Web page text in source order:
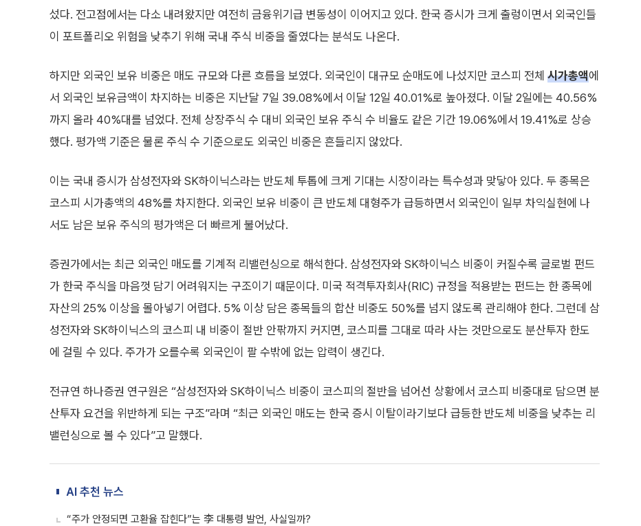
섰다. 전고점에서는 다소 내려왔지만 여전히 금융위기급 변동성이 이어지고 있다. 한국 증시가 크게 출렁이면서 외국인들
이 포트폴리오 위험을 낮추기 위해 국내 주식 비중을 줄였다는 분석도 나온다.
하지만 외국인 보유 비중은 매도 규모와 다른 흐름을 보였다. 외국인이 대규모 순매도에 나섰지만 코스피 전체 시가총액에
서 외국인 보유금액이 차지하는 비중은 지난달 7일 39.08%에서 이달 12일 40.01%로 높아졌다. 이달 2일에는 40.56%
까지 올라 40%대를 넘었다. 전체 상장주식 수 대비 외국인 보유 주식 수 비율도 같은 기간 19.06%에서 19.41%로 상승
했다. 평가액 기준은 물론 주식 수 기준으로도 외국인 비중은 흔들리지 않았다.
이는 국내 증시가 삼성전자와 SK하이닉스라는 반도체 투톱에 크게 기대는 시장이라는 특수성과 맞닿아 있다. 두 종목은
코스피 시가총액의 48%를 차지한다. 외국인 보유 비중이 큰 반도체 대형주가 급등하면서 외국인이 일부 차익실현에 나
서도 남은 보유 주식의 평가액은 더 빠르게 불어났다.
증권가에서는 최근 외국인 매도를 기계적 리밸런싱으로 해석한다. 삼성전자와 SK하이닉스 비중이 커질수록 글로벌 펀드
가 한국 주식을 마음껏 담기 어려워지는 구조이기 때문이다. 미국 적격투자회사(RIC) 규정을 적용받는 펀드는 한 종목에
자산의 25% 이상을 몰아넣기 어렵다. 5% 이상 담은 종목들의 합산 비중도 50%를 넘지 않도록 관리해야 한다. 그런데 삼
성전자와 SK하이닉스의 코스피 내 비중이 절반 안팎까지 커지면, 코스피를 그대로 따라 사는 것만으로도 분산투자 한도
에 걸릴 수 있다. 주가가 오를수록 외국인이 팔 수밖에 없는 압력이 생긴다.
전규연 하나증권 연구원은 “삼성전자와 SK하이닉스 비중이 코스피의 절반을 넘어선 상황에서 코스피 비중대로 담으면 분
산투자 요건을 위반하게 되는 구조”라며 “최근 외국인 매도는 한국 증시 이탈이라기보다 급등한 반도체 비중을 낮추는 리
밸런싱으로 볼 수 있다”고 말했다.
AI 추천 뉴스
“주가 안정되면 고환율 잡힌다”는 李 대통령 발언, 사실일까?